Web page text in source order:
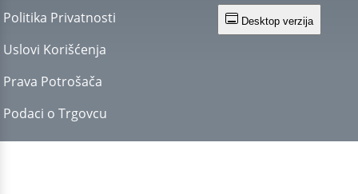
Politika Privatnosti
Uslovi Korišćenja
Prava Potrošača
Podaci o Trgovcu
Desktop verzija